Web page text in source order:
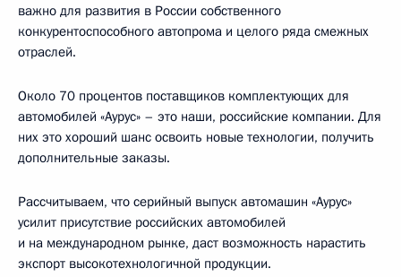
важно для развития в России собственного
конкурентоспособного автопрома и целого ряда смежных
отраслей.
Около 70 процентов поставщиков комплектующих для
автомобилей «Аурус» – это наши, российские компании. Для
них это хороший шанс освоить новые технологии, получить
дополнительные заказы.
Рассчитываем, что серийный выпуск автомашин «Аурус»
усилит присутствие российских автомобилей
и на международном рынке, даст возможность нарастить
экспорт высокотехнологичной продукции.